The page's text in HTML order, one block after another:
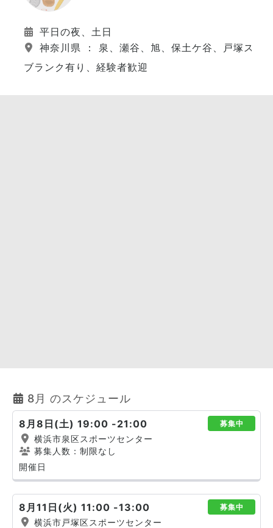
平日の夜、土日
神奈川県 ： 泉、瀬谷、旭、保土ケ谷、戸塚スポ
ブランク有り、経験者歓迎
8月 のスケジュール
8月8日(土) 19:00 -21:00 募集中
横浜市泉区スポーツセンター
募集人数：制限なし
開催日
8月11日(火) 11:00 -13:00 募集中
横浜市戸塚区スポーツセンター